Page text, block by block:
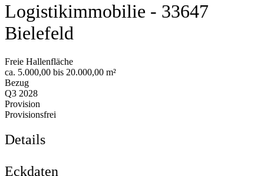
Logistikimmobilie - 33647
Bielefeld
Freie Hallenfläche
ca. 5.000,00 bis 20.000,00 m²
Bezug
Q3 2028
Provision
Provisionsfrei
Details
Eckdaten